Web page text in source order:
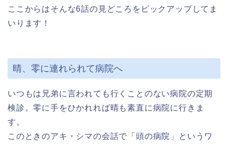
ここからはそんな6話の見どころをピックアップしてま
いります！
晴、零に連れられて病院へ
いつもは兄弟に言われても行くことのない病院の定期
検診。零に手をひかれれば晴も素直に病院に行きま
す。
このときのアキ・シマの会話で「頭の病院」というワ